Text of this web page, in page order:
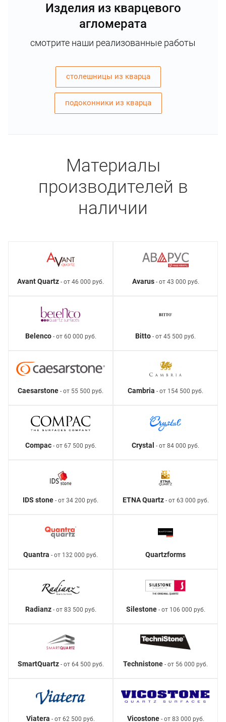
Изделия из кварцевого
агломерата
смотрите наши реализованные работы
столешницы из кварца
подоконники из кварца
Материалы
производителей в
наличии
Avant Quartz - от 46 000 руб. Avarus- от 43 000 руб.
Belenco- от 60 000 руб. Bitto - от 45 500 руб.
Caesarstone - от 55 500 руб. Cambria - от 154 500 руб.
Compac- от 67 500 руб. Crystal - от 84 000 руб.
IDS stone - от 34 200 руб. ETNA Quartz- от 63 000 руб.
Quantra - от 132 000 руб. Quartzforms
Radianz- от 83 500 руб. Silestone- от 106 000 руб.
SmartQuartz- от 64 500 руб. Technistone - от 56 000 руб.
Viatera - от 62 500 руб. Vicostone- от 83 000 руб.